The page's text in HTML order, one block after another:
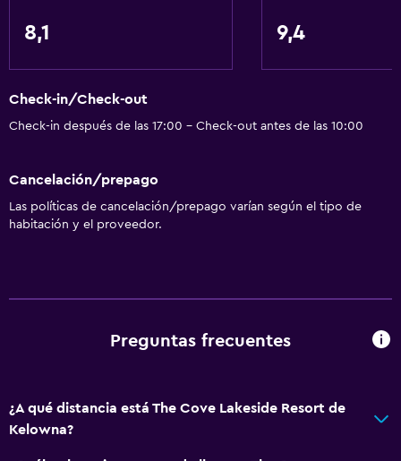
8,1 9,4
Check-in/Check-out
Check-in después de las 17:00 - Check-out antes de las 10:00
Cancelación/prepago
Las políticas de cancelación/prepago varían según el tipo de
habitación y el proveedor.
Preguntas frecuentes
¿A qué distancia está The Cove Lakeside Resort de
Kelowna?